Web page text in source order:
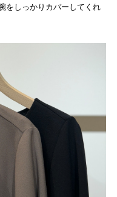
をしっかりカバーしてくれ